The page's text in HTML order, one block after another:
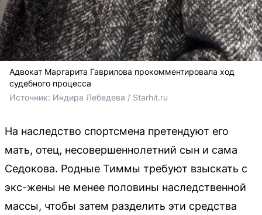
Адвокат Маргарита Гаврилова прокомментировала ход
судебного процесса
Источник: Индира Лебедева / Starhit.ru
На наследство спортсмена претендуют его
мать, отец, несовершеннолетний сын и сама
Седокова. Родные Тиммы требуют взыскать с
экс-жены не менее половины наследственной
массы, чтобы затем разделить эти средства